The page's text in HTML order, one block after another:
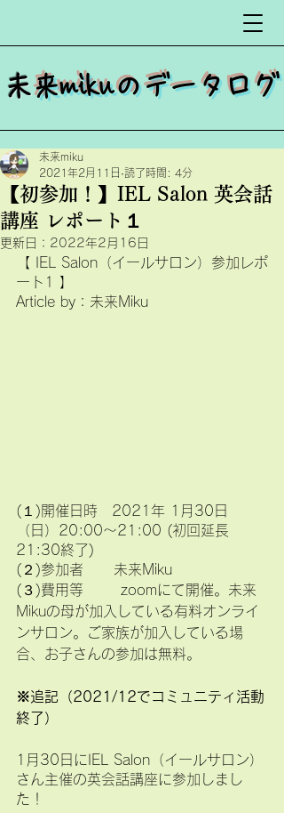
​未来mikuのデータログ
【初参加！】IEL Salon 英会話
講座 レポート１
未来miku
2021年2月11日 読了時間: 4分
更新日： 2022年2月16日
【 IEL Salon（イールサロン）参加レポ
ート1 】
Article by：未来Miku
(１)開催日時　2021年 1月30日
（日）20:00〜21:00 (初回延長
21:30終了)
(２)参加者  　 未来Miku
(３)費用等       zoomにて開催。未来
Mikuの母が加入している有料オンライ
ンサロン。ご家族が加入している場
合、お子さんの参加は無料。
※追記（2021/12でコミュニティ活動
終了）
1月30日にIEL Salon（イールサロン）
さん主催の英会話講座に参加しまし
た！